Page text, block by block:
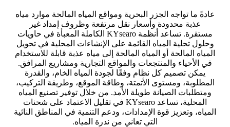
عادةً ما تواجه الجزر البحرية ومواقع المياه المالحة موارد مياه
عذبة محدودة وأسعار نقل مرتفعة وظروف إمداد غير
مستقرة. تساعد أنظمة KYsearo الكاملة المعبأة في حاويات
وحلول تحلية المياه القائمة على الإنشاءات المحلية في تحويل
المياه المالحة أو المياه المالحة إلى مياه عذبة قابلة للاستخدام
في الأحياء والمنتجعات والمواقع التجارية ومشاريع المرافق.
يمكن تصميم كل نظام وفقًا لجودة المياه الخام، والقدرة
المطلوبة، ومستوى الأتمتة، وطاقة الموقع، وطريقة التركيب،
ومتطلبات الصيانة طويلة الأمد. من خلال توفير تصنيع المياه
المحلية، تساعد KYsearo في تقليل الاعتماد على شحنات
المياه، وتعزيز قوة الإمدادات، ودعم التنمية في المناطق النائية
التي تعاني من ندرة المياه.